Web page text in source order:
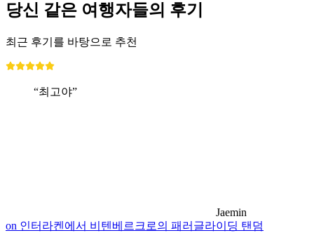
당신 같은 여행자들의 후기
최근 후기를 바탕으로 추천
“최고야”
Jaemin
on 인터라켄에서 비텐베르크로의 패러글라이딩 탠덤